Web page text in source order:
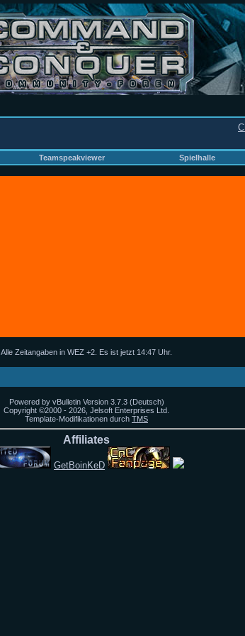
Teamspeakviewer Spielhalle
Alle Zeitangaben in WEZ +2. Es ist jetzt 14:47 Uhr.
Powered by vBulletin Version 3.7.3 (Deutsch)
Copyright ©2000 - 2026, Jelsoft Enterprises Ltd.
Template-Modifikationen durch TMS
Affiliates
GetBoinKeD